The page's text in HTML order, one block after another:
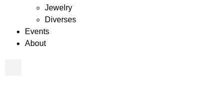
Jewelry
Diverses
Events
About